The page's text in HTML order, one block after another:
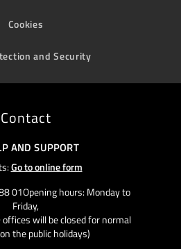
Cookies
and Security
Contact
AND SUPPORT
Go to online form
01Opening hours: Monday to
Friday,
offices will be closed for normal
the public holidays)